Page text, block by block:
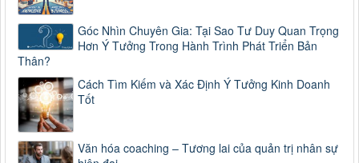
Góc Nhìn Chuyên Gia: Tại Sao Tư Duy Quan Trọng
Hơn Ý Tưởng Trong Hành Trình Phát Triển Bản
Thân?
Cách Tìm Kiếm và Xác Định Ý Tưởng Kinh Doanh
Tốt
Văn hóa coaching – Tương lai của quản trị nhân sự